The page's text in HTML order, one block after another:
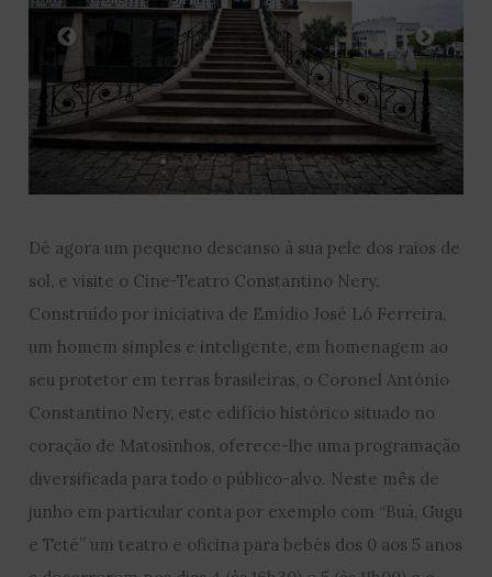
Dê agora um pequeno descanso à sua pele dos raios de
sol, e visite o Cine-Teatro Constantino Nery.
Construído por iniciativa de Emídio José Ló Ferreira,
um homem simples e inteligente, em homenagem ao
seu protetor em terras brasileiras, o Coronel António
Constantino Nery, este edifício histórico situado no
coração de Matosinhos, oferece-lhe uma programação
diversificada para todo o público-alvo. Neste mês de
junho em particular conta por exemplo com “Buá, Gugu
e Teté” um teatro e oficina para bebés dos 0 aos 5 anos